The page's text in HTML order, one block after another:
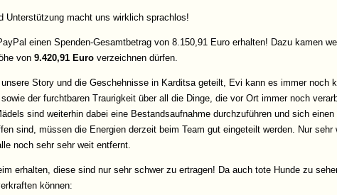
Unterstützung macht uns wirklich sprachlos!
einen Spenden-Gesamtbetrag von 8.150,91 Euro erhalten! Dazu kamen
von 9.420,91 Euro verzeichnen dürfen.
Story und die Geschehnisse in Karditsa geteilt, Evi kann es immer noch
der furchtbaren Traurigkeit über all die Dinge, die vor Ort immer noch
sind weiterhin dabei eine Bestandsaufnahme durchzuführen und sich
sind, müssen die Energien derzeit beim Team gut eingeteilt werden. Nur sehr
noch sehr sehr weit entfernt.
erhalten, diese sind nur sehr schwer zu ertragen! Da auch tote Hunde zu
können: